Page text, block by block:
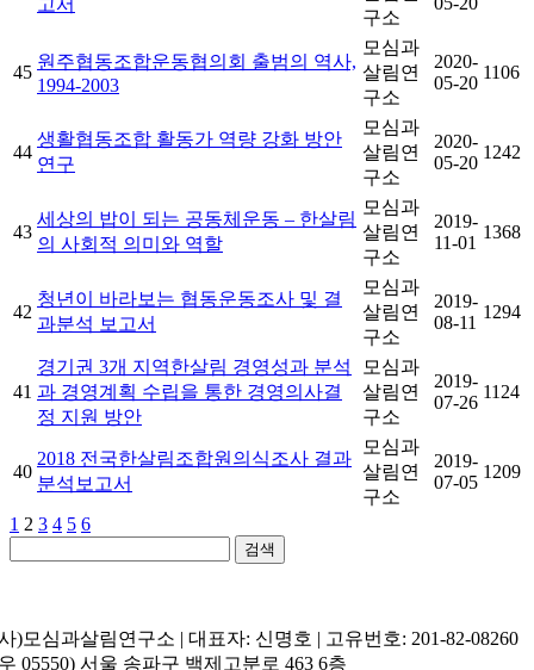
구소
45
원주협동조합운동협의회 출범의 역사,
1994-2003
모심과
살림연
구소
2020-
05-20
1106
44
생활협동조합 활동가 역량 강화 방안
연구
모심과
살림연
구소
2020-
05-20
1242
43
세상의 밥이 되는 공동체운동 – 한살림
의 사회적 의미와 역할
모심과
살림연
구소
2019-
11-01
1368
42
청년이 바라보는 협동운동조사 및 결
과분석 보고서
모심과
살림연
구소
2019-
08-11
1294
41
경기권 3개 지역한살림 경영성과 분석
과 경영계획 수립을 통한 경영의사결
정 지원 방안
모심과
살림연
구소
2019-
07-26
1124
40
2018 전국한살림조합원의식조사 결과
분석보고서
모심과
살림연
구소
2019-
07-05
1209
1 2 3 4 5 6
검색
)모심과살림연구소 | 대표자: 신명호 | 고유번호: 201-82-08260
05550) 서울 송파구 백제고분로 463 6층